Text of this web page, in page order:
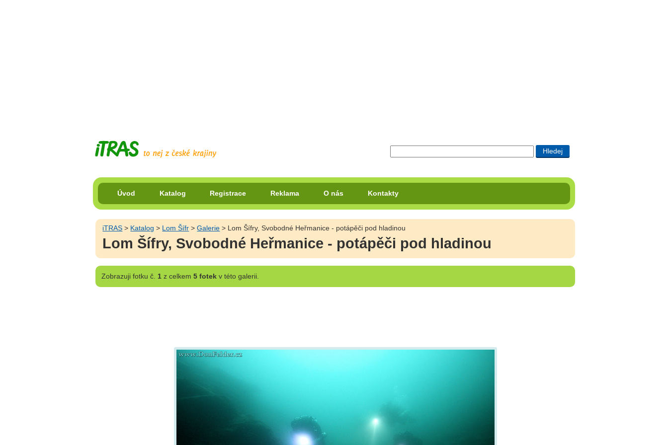
Úvod Katalog Registrace Reklama O nás Kontakty
iTRAS > Katalog > Lom Šífr >Galerie > Lom Šífry, Svobodné Heřmanice - potápěči pod hladinou
Lom Šífry, Svobodné Heřmanice - potápěči pod hladinou
Zobrazujifotku č. 1z celkem 5 fotekv této galerii.